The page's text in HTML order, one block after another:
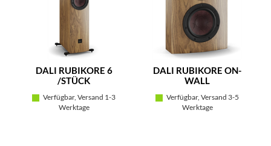
DALI RUBIKORE 6
/STÜCK
Verfügbar, Versand 1-3
Werktage
DALI RUBIKORE ON-
WALL
Verfügbar, Versand 3-5
Werktage